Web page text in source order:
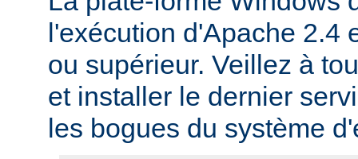
l'exécution d'Apache 2.4
ou supérieur. Veillez à
et installer le dernier
les bogues du système